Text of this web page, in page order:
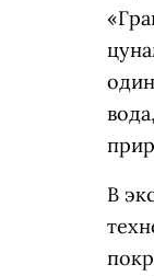
В